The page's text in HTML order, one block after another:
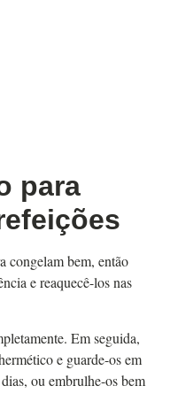
para
congelam bem, então
e reaquecê-los nas
Em seguida,
e guarde-os em
ou embrulhe-os bem